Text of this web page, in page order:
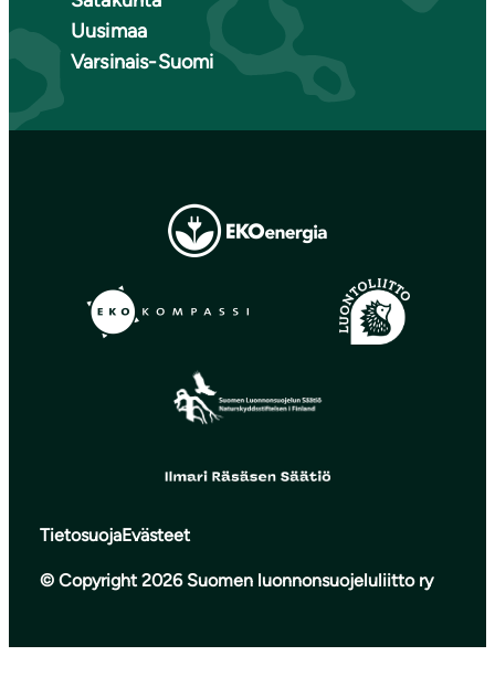
Uusimaa
Varsinais-Suomi
TietosuojaEvästeet
© Copyright 2026 Suomen luonnonsuojeluliitto ry